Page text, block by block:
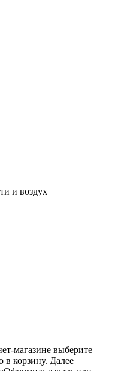
и воздух
магазине выберите
в корзину. Далее